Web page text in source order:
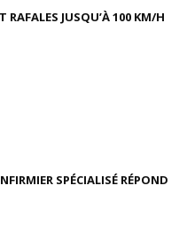
RAFALES JUSQU’À 100 KM/H
SPÉCIALISÉ RÉPOND